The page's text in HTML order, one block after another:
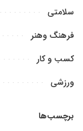
سلامتی
فرهنگ وهنر
کسب و کار
ورزشی
برچسب‌ها